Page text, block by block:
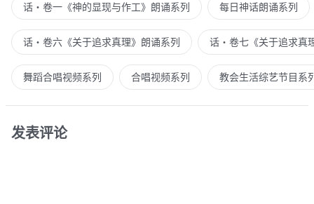
话・卷一《神的显现与作工》朗诵系列 每日神话朗诵系列
话・卷六《关于追求真理》朗诵系列 话・卷七《关于追求真
舞蹈合唱视频系列 合唱视频系列 教会生活综艺节目系
发表评论